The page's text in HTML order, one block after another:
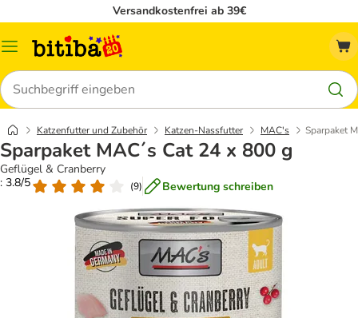
Versandkostenfrei ab 39€
Menü
Suchen
Katzenfutter und Zubehör Katzen-Nassfutter MAC's Sparpaket
Sparpaket MAC´s Cat 24 x 800 g
Geflügel & Cranberry
: 3.8/5
(9) Bewertung schreiben